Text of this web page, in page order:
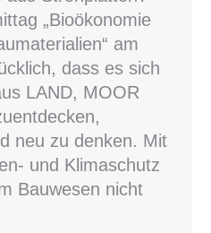
„Bioökonomie
am
dass es sich
LAND, MOOR
neu zu denken. Mit
und Klimaschutz
Bauwesen nicht